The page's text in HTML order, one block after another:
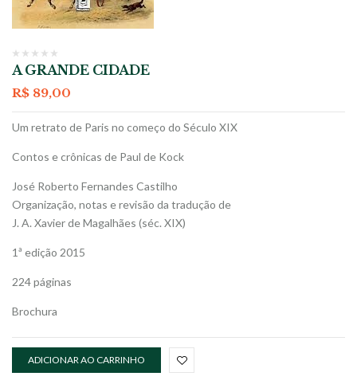
A GRANDE CIDADE
R$ 89,00
Um retrato de Paris no começo do Século XIX
Contos e crônicas de Paul de Kock
José Roberto Fernandes Castilho
Organização, notas e revisão da tradução de
J. A. Xavier de Magalhães (séc. XIX)
1ª edição 2015
224 páginas
Brochura
ADICIONAR AO CARRINHO